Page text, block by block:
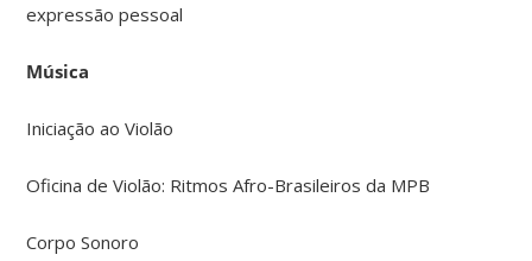
expressão pessoal
Música
Iniciação ao Violão
Oficina de Violão: Ritmos Afro-Brasileiros da MPB
Corpo Sonoro